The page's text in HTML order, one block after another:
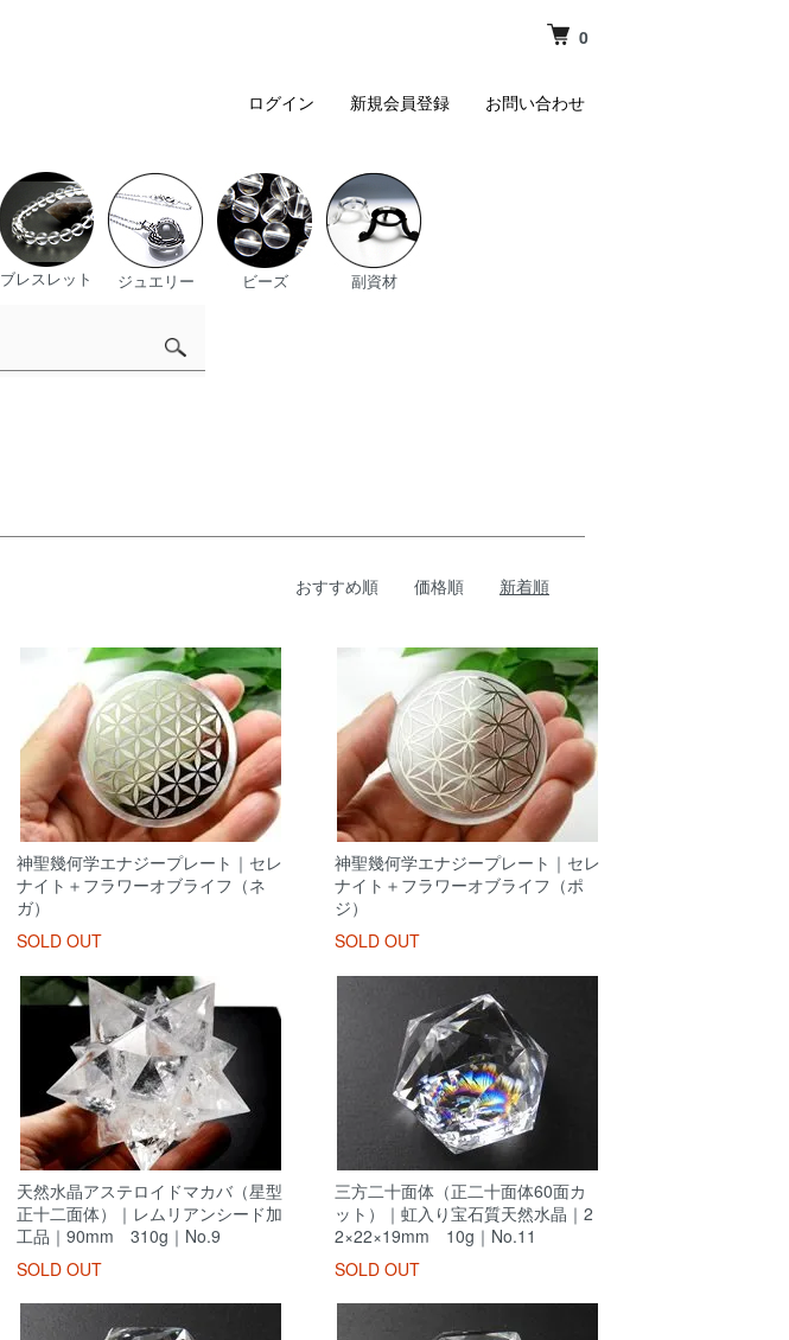
0
ログイン 新規会員登録 お問い合わせ
ブレスレット ジュエリー ビーズ 副資材
おすすめ順 価格順 新着順
神聖幾何学エナジープレート｜セレ
ナイト＋フラワーオブライフ（ネ
ガ）
SOLD OUT
神聖幾何学エナジープレート｜セレ
ナイト＋フラワーオブライフ（ポ
ジ）
SOLD OUT
天然水晶アステロイドマカバ（星型
正十二面体）｜レムリアンシード加
工品｜90mm 310g｜No.9
SOLD OUT
三方二十面体（正二十面体60面カ
ット）｜虹入り宝石質天然水晶｜2
2×22×19mm 10g｜No.11
SOLD OUT